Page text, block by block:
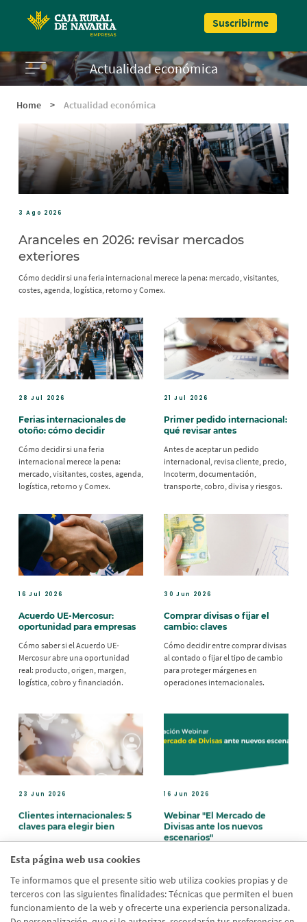
Esta página web usa cookies
Te informamos que el presente sitio web utiliza cookies propias y de
terceros con las siguientes finalidades: Técnicas que permiten el buen
funcionamiento de la web y ofrecerte una experiencia personalizada.
Suscribirme
Actualidad económica
Home > Actualidad económica
3 Ago 2026
Aranceles en 2026: revisar mercados
exteriores
Cómo decidir si una feria internacional merece la pena: mercado, visitantes,
costes, agenda, logística, retorno y Comex.
28 Jul 2026
Ferias internacionales de
otoño: cómo decidir
Cómo decidir si una feria
internacional merece la pena:
mercado, visitantes, costes, agenda,
logística, retorno y Comex.
21 Jul 2026
Primer pedido internacional:
qué revisar antes
Antes de aceptar un pedido
internacional, revisa cliente, precio,
Incoterm, documentación,
transporte, cobro, divisa y riesgos.
16 Jul 2026
Acuerdo UE-Mercosur:
oportunidad para empresas
Cómo saber si el Acuerdo UE-
Mercosur abre una oportunidad
real: producto, origen, margen,
logística, cobro y financiación.
30 Jun 2026
Comprar divisas o fijar el
cambio: claves
Cómo decidir entre comprar divisas
al contado o fijar el tipo de cambio
para proteger márgenes en
operaciones internacionales.
23 Jun 2026
Clientes internacionales: 5
claves para elegir bien
Cómo evaluar clientes
internacionales antes de exportar
para reducir riesgos de impago,
proteger liquidez y operar con más
seguridad.
16 Jun 2026
Webinar "El Mercado de
Divisas ante los nuevos
escenarios"
un análisis detallado del mercado
de divisas